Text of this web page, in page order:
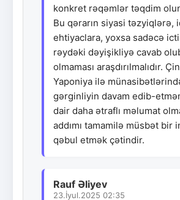
konkret rəqəmlər təqdim
Bu qərarın siyasi təzyiqlərə,
ehtiyaclara, yoxsa sadəcə
rəydəki dəyişikliyə cavab
olmaması araşdırılmalıdır.
Yaponiya ilə
gərginliyin davam edib-
dair daha ətraflı məlumat
addımı tamamilə müsbət bir
qəbul etmək çətindir.
Rauf Əliyev
23.İyul.2025 02:35